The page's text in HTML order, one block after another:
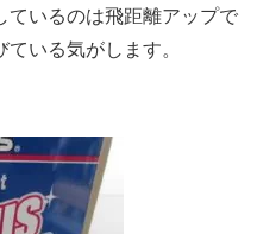
ているのは飛距離アップで
いる気がします。